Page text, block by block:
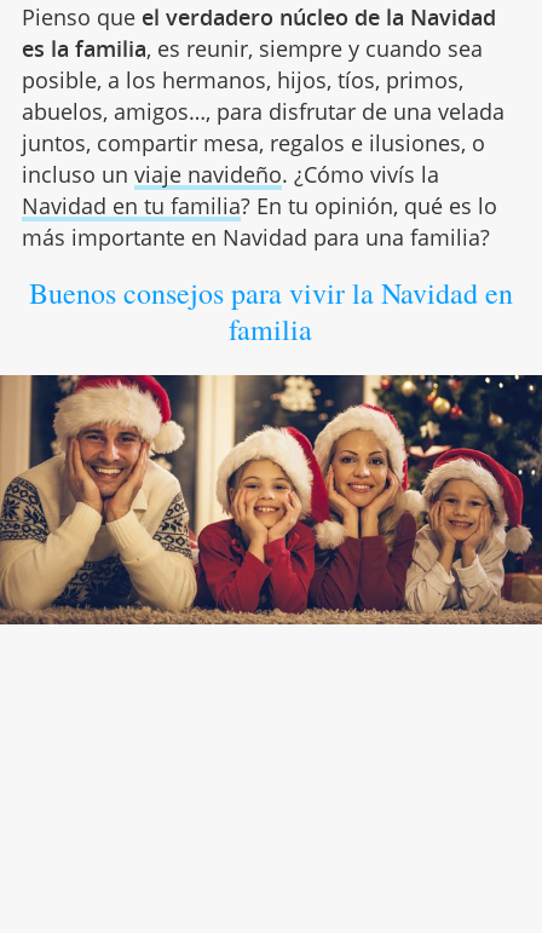
Pienso que el verdadero núcleo de la Navidad
es la familia, es reunir, siempre y cuando sea
posible, a los hermanos, hijos, tíos, primos,
abuelos, amigos…, para disfrutar de una velada
juntos, compartir mesa, regalos e ilusiones, o
incluso un viaje navideño. ¿Cómo vivís la
Navidad en tu familia? En tu opinión, qué es lo
más importante en Navidad para una familia?
Buenos consejos para vivir la Navidad en
familia